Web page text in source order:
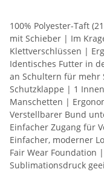
100% Polyester-Taft
mit Schieber | Im
Klettverschlüssen |
Identisches Futter in
an Schultern für mehr
Schutzklappe | 1
Manschetten |
Verstellbarer Bund
Einfacher Zugang für
Einfacher, moderner
Fair Wear Foundation
Sublimationsdruck